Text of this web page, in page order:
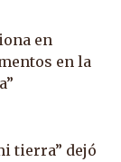
en
en la
tierra” dejó